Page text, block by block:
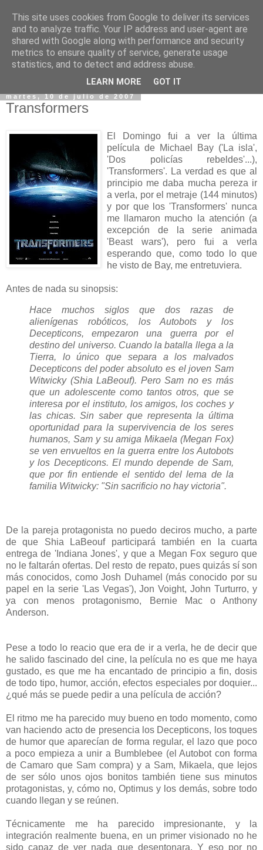
martes, 10 de julio de 2007
Transformers
El Domingo fui a ver la última
película de Michael Bay ('La isla',
'Dos policías rebeldes'...),
'Transformers'. La verdad es que al
principio me daba mucha pereza ir
a verla, por el metraje (144 minutos)
y por que los 'Transformers' nunca
me llamaron mucho la atención (a
excepción de la serie animada
'Beast wars'), pero fui a verla
esperando que, como todo lo que
he visto de Bay, me entretuviera.
Antes de nada su sinopsis:
Hace muchos siglos que dos razas de
alienígenas robóticos, los Autobots y los
Decepticons, empezaron una guerra por el
destino del universo. Cuando la batalla llega a la
Tierra, lo único que separa a los malvados
Decepticons del poder absoluto es el joven Sam
Witwicky (Shia LaBeouf). Pero Sam no es más
que un adolescente como tantos otros, que se
interesa por el instituto, los amigos, los coches y
las chicas. Sin saber que representa la última
oportunidad para la supervivencia de los seres
humanos, Sam y su amiga Mikaela (Megan Fox)
se ven envueltos en la guerra entre los Autobots
y los Decepticons. El mundo depende de Sam,
que por fin entiende el sentido del lema de la
familia Witwicky: "Sin sacrificio no hay victoria".
De la pareja protagonista no puedo deciros mucho, a parte
de que Shia LaBeouf participará también en la cuarta
entrega de 'Indiana Jones', y que a Megan Fox seguro que
no le faltarán ofertas. Del resto de repato, pues quizás sí son
más conocidos, como Josh Duhamel (más conocido por su
papel en la serie 'Las Vegas'), Jon Voight, John Turturro, y
ya con menos protagonismo, Bernie Mac o Anthony
Anderson.
Pese a todo lo reacio que era de ir a verla, he de decir que
he salido fascinado del cine, la película no es que me haya
gustado, es que me ha encantado de principio a fin, dosis
de todo tipo, humor, acción, efectos especiales por doquier...
¿qué más se puede pedir a una película de acción?
El ritmo me ha parecido muy bueno en todo momento, como
van haciendo acto de presencia los Decepticons, los toques
de humor que aparecían de forma regular, el lazo que poco
a poco empieza a unir a Bumblebee (el Autobot con forma
de Camaro que Sam compra) y a Sam, Mikaela, que lejos
de ser sólo unos ojos bonitos también tiene sus minutos
protagonistas, y, cómo no, Optimus y los demás, sobre todo
cuando llegan y se reúnen.
Técnicamente me ha parecido impresionante, y la
integración realmente buena, en un primer visionado no he
sido capaz de ver nada que desentonara. Y eso por no
This site uses cookies from Google to deliver its services
and to analyze traffic. Your IP address and user-agent are
shared with Google along with performance and security
metrics to ensure quality of service, generate usage
statistics, and to detect and address abuse.
LEARN MORE GOT IT